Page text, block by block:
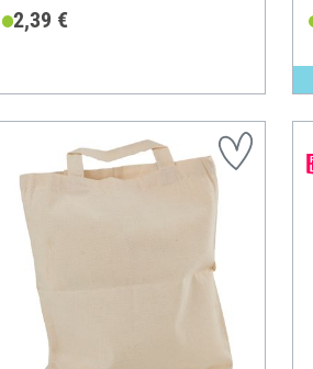
2,39 €